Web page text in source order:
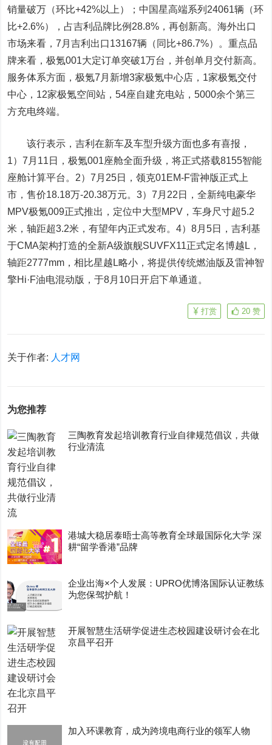
销量破万（环比+42%以上）；中国星高端系列24061辆（环
比+2.6%），占吉利品牌比例28.8%，再创新高。海外出口
市场来看，7月吉利出口13167辆（同比+86.7%）。重点品
牌来看，极氪001大定订单突破1万台，并创单月交付新高。
服务体系方面，极氪7月新增3家极氪中心店，1家极氪交付
中心，12家极氪空间站，54座自建充电站，5000余个第三
方充电终端。
该行表示，吉利在新车及车型升级方面也多有喜报，
1）7月11日，极氪001座舱全面升级，将正式搭载8155智能
座舱计算平台。2）7月25日，领克01EM-F雷神版正式上
市，售价18.18万-20.38万元。3）7月22日，全新纯电豪华
MPV极氪009正式推出，定位中大型MPV，车身尺寸超5.2
米，轴距超3.2米，有望年内正式发布。4）8月5日，吉利基
于CMA架构打造的全新A级旗舰SUVFX11正式定名博越L，
轴距2777mm，相比星越L略小，将提供传统燃油版及雷神智
擎Hi·F油电混动版，于8月10日开启下单通道。
20 赞
打赏
关于作者: 人才网
为您推荐
三陶教育发起培训教育行业自律规范倡议，共做
行业清流
港城大稳居泰晤士高等教育全球最国际化大学 深
耕“留学香港”品牌
企业出海×个人发展：UPRO优博洛国际认证教练
为您保驾护航！
开展智慧生活研学促进生态校园建设研讨会在北
京昌平召开
加入环课教育，成为跨境电商行业的领军人物